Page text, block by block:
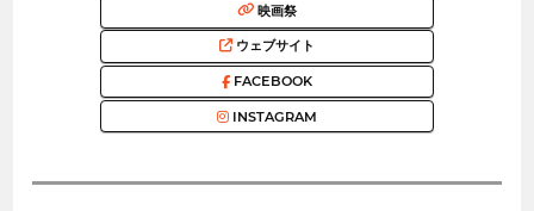
映画祭
ウェブサイト
FACEBOOK
INSTAGRAM